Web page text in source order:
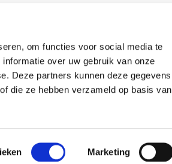
om functies voor social media te
over uw gebruik van onze
Deze partners kunnen deze gegevens
die ze hebben verzameld op basis van
Marketing
FUTTERPLAN
VIDEOS